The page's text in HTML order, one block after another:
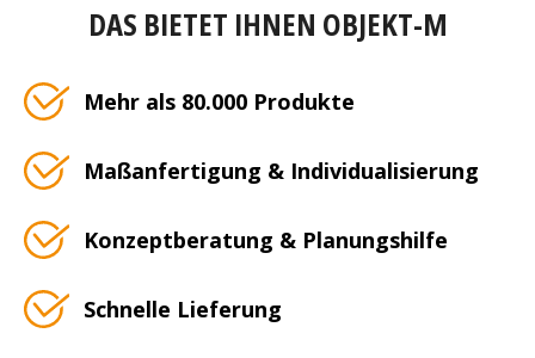
DAS BIETET IHNEN OBJEKT-M
Mehr als 80.000 Produkte
Maßanfertigung & Individualisierung
Konzeptberatung & Planungshilfe
Schnelle Lieferung